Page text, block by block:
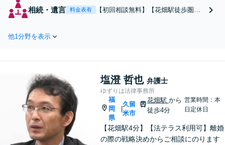
渉は弁護士にお任せください。早めの
ご依頼で治療費の打ち切り阻止・示談
相続・遺言 料金表有
【初回相談無料】【花畑駅徒歩圏】
ます。遺留分減殺請求等、揉めた場
他1分野を表示
塩澄 哲也 弁護士
ゆずりは法律事務所
福
岡
県
久留
米市
花畑駅 から
徒歩4分
営業時間：本
日定休日
【花畑駅4分】【法テラス利用可】離婚
の際の戦略決めからご相談にのります